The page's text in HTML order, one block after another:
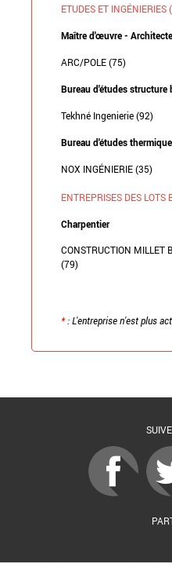
ETUDES ET INGÉNIERIES
Maître d'œuvre -
ARC/POLE (75)
Bureau d'études structure
Tekhné Ingenierie (92)
Bureau d'études thermique
NOX INGÉNIERIE (35)
ENTREPRISES DES LOTS
Charpentier
CONSTRUCTION MILLET
(79)
*: L'entreprise n'est plus